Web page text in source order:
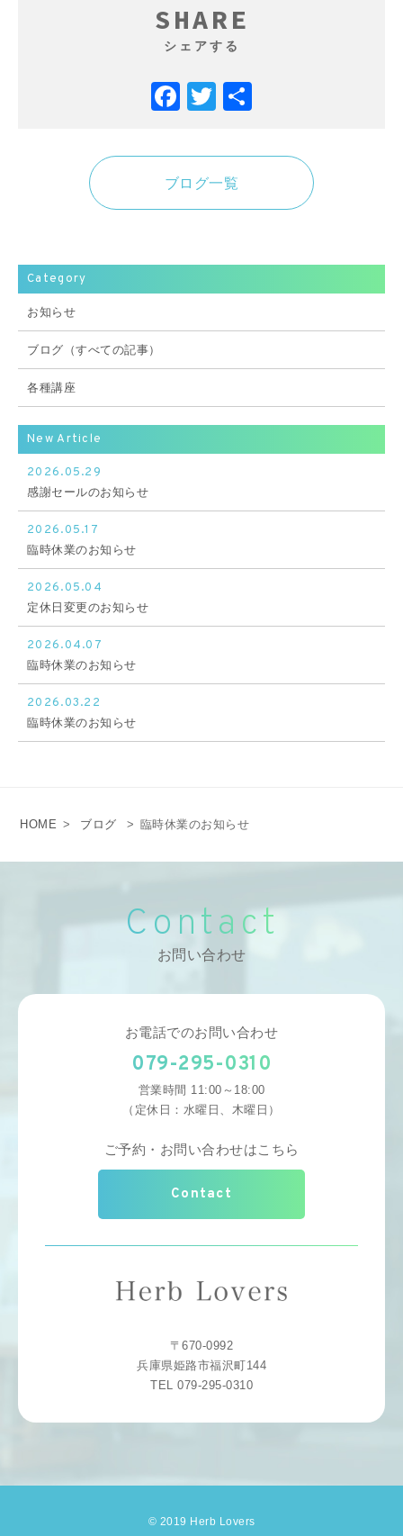
SHARE
シェアする
Facebook
Twitter
ブログ一覧
Category
お知らせ
ブログ（すべての記事）
各種講座
New Article
2026.05.29
感謝セールのお知らせ
2026.05.17
臨時休業のお知らせ
2026.05.04
定休日変更のお知らせ
2026.04.07
臨時休業のお知らせ
2026.03.22
臨時休業のお知らせ
HOME > ブログ > 臨時休業のお知らせ
Contact
お問い合わせ
お電話でのお問い合わせ
079-295-0310
営業時間 11:00～18:00
（定休日：水曜日、木曜日）
ご予約・お問い合わせはこちら
Contact
〒670-0992
兵庫県姫路市福沢町144
TEL 079-295-0310
© 2019 Herb Lovers